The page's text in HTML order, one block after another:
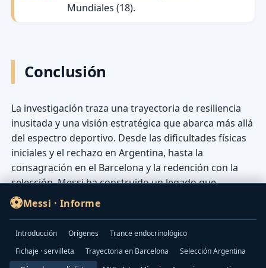
⚽Messi · Informe
Introducción Orígenes
Trance endocrinológico
Fichaje · servilleta
Trayectoria en Barcelona
Selección Argentina
Mundiales (18).
Conclusión
La investigación traza una trayectoria de resiliencia
inusitada y una visión estratégica que abarca más allá
del espectro deportivo. Desde las dificultades físicas
iniciales y el rechazo en Argentina, hasta la
consagración en el Barcelona y la redención con la
selección, Messi ha construido un legado que
trasciende el fútbol.